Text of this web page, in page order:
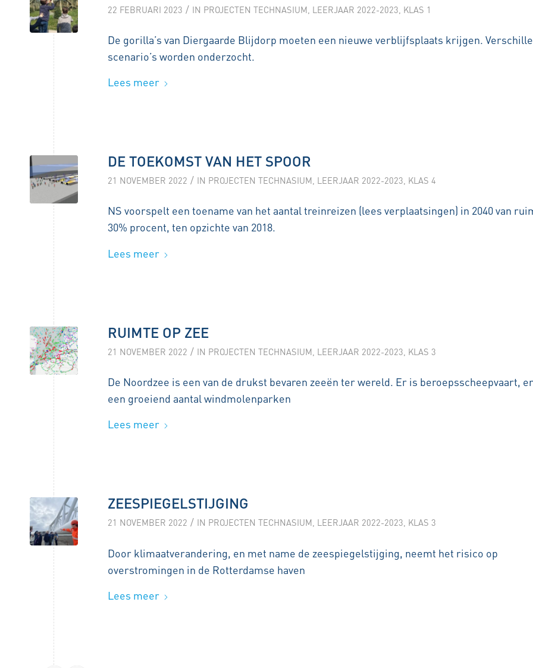
22 FEBRUARI 2023 / IN PROJECTEN TECHNASIUM LEERJAAR 2022-2023 KLAS 1
De gorilla’s van Diergaarde Blijdorp moeten een nieuwe verblijfsplaats krijgen.
scenario’s worden onderzocht.
Lees meer
DE TOEKOMST VAN HET SPOOR
21 NOVEMBER 2022 / IN PROJECTEN TECHNASIUM LEERJAAR 2022-2023 KLAS 4
NS voorspelt een toename van het aantal treinreizen (lees verplaatsingen) in 2040 van
30% procent, ten opzichte van 2018.
Lees meer
RUIMTE OP ZEE
21 NOVEMBER 2022 / IN PROJECTEN TECHNASIUM LEERJAAR 2022-2023 KLAS 3
De Noordzee is een van de drukst bevaren zeeën ter wereld. Er is beroepsscheepvaart,
een groeiend aantal windmolenparken
Lees meer
ZEESPIEGELSTIJGING
21 NOVEMBER 2022 / IN PROJECTEN TECHNASIUM LEERJAAR 2022-2023 KLAS 3
Door klimaatverandering, en met name de zeespiegelstijging, neemt het risico op
overstromingen in de Rotterdamse haven
Lees meer